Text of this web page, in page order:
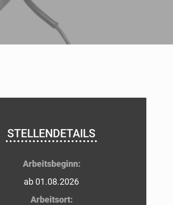
STELLENDETAILS
Arbeitsbeginn:
ab 01.08.2026
Arbeitsort: